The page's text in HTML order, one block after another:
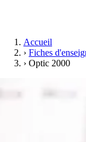
Accueil
› Fiches
› Optic 2000